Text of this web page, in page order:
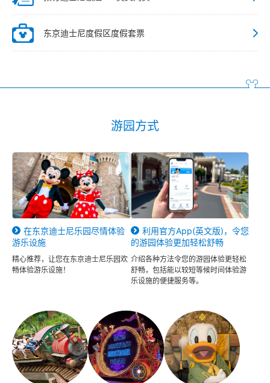
东京迪士尼度假区度假套票
游园方式
在东京迪士尼乐园尽情体验
游乐设施
精心推荐，让您在东京迪士尼乐园欢
畅体验游乐设施！
利用官方App(英文版)，令您
的游园体验更加轻松舒畅
介绍各种方法令您的游园体验更轻松
舒畅，包括能以较短等候时间体验游
乐设施的便捷服务等。